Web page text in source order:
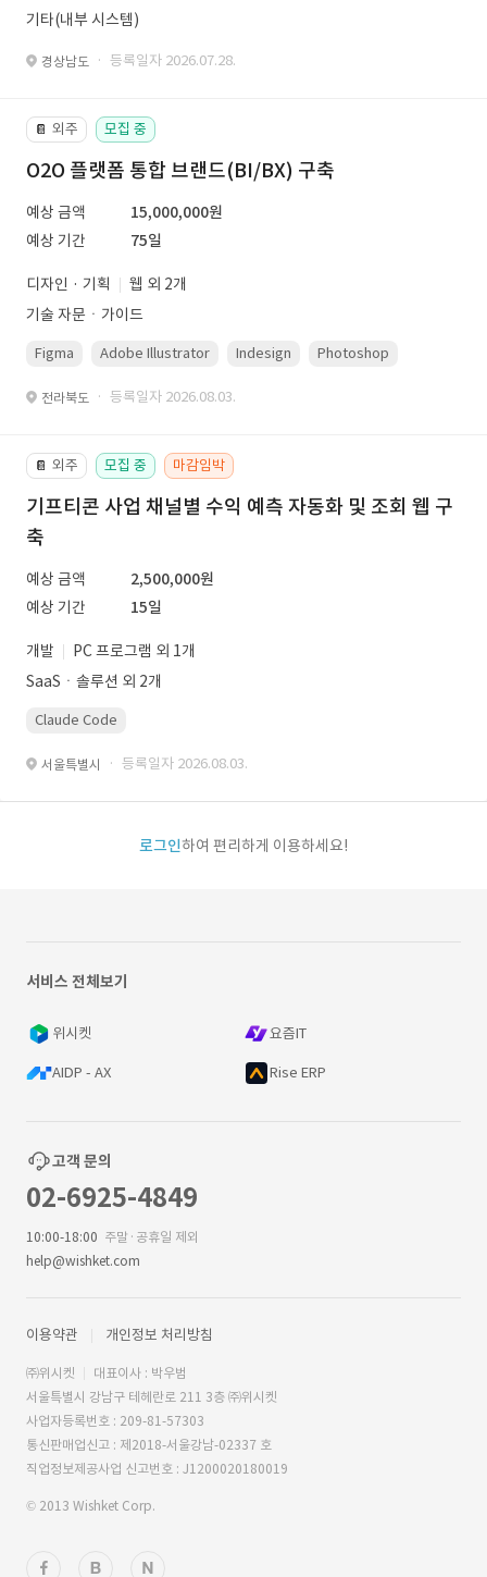
기타(내부 시스템)
경상남도 · 등록일자 2026.07.28.
📔 외주 모집 중
O2O 플랫폼 통합 브랜드(BI/BX) 구축
예상 금액
15,000,000원
예상 기간
75일
디자인 · 기획
웹 외 2개
기술 자문ㆍ가이드
Figma Adobe Illustrator Indesign Photoshop
전라북도 · 등록일자 2026.08.03.
📔 외주 모집 중 마감임박
기프티콘 사업 채널별 수익 예측 자동화 및 조회 웹 구
축
예상 금액
2,500,000원
예상 기간
15일
개발
PC 프로그램 외 1개
SaaSㆍ솔루션 외 2개
Claude Code
서울특별시 · 등록일자 2026.08.03.
로그인하여 편리하게 이용하세요!
서비스 전체보기
위시켓 요즘IT
AIDP - AX Rise ERP
고객 문의
02-6925-4849
10:00-18:00 주말·공휴일 제외
help@wishket.com
이용약관 개인정보 처리방침
㈜위시켓
대표이사 : 박우범
서울특별시 강남구 테헤란로 211 3층 ㈜위시켓
사업자등록번호 : 209-81-57303
통신판매업신고 : 제2018-서울강남-02337 호
직업정보제공사업 신고번호 : J1200020180019
© 2013 Wishket Corp.